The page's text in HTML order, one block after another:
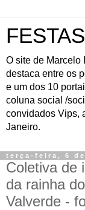
O site de Marcelo
destaca entre os
e um dos 10
coluna social /
convidados Vips,
Janeiro.
terça-feira, 6
Coletiva de
da rainha
Valverde -